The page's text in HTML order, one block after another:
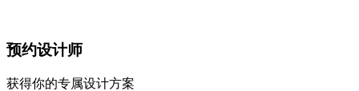
预约设计师
获得你的专属设计方案